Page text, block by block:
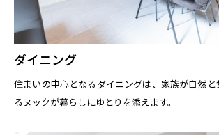
ダイニング
住まいの中心となるダイニングは、家族が自然
るヌックが暮らしにゆとりを添えます。